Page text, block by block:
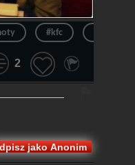
#kfc
2
jako Anonim